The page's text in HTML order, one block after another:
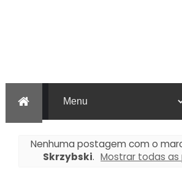
Nenhuma postagem com o
Skrzybski. Mostrar todas